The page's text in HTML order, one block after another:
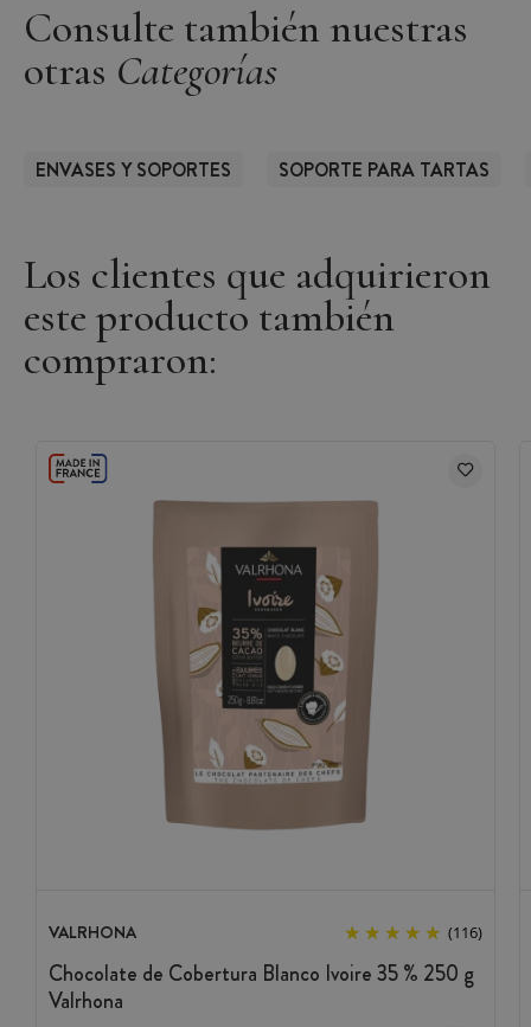
Consulte también nuestras
otras Categorías
ENVASES Y SOPORTES SOPORTE PARA TARTAS
Los clientes que adquirieron
este producto también
compraron:
VALRHONA (116)
Chocolate de Cobertura Blanco Ivoire 35 % 250 g
Valrhona